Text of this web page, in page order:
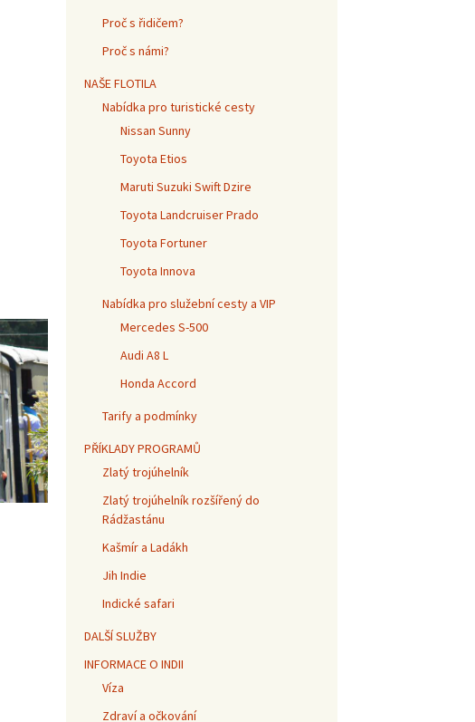
Proč s řidičem?
Proč s námi?
NAŠE FLOTILA
Nabídka pro turistické cesty
Nissan Sunny
Toyota Etios
Maruti Suzuki Swift Dzire
Toyota Landcruiser Prado
Toyota Fortuner
Toyota Innova
Nabídka pro služební cesty a VIP
Mercedes S-500
Audi A8 L
Honda Accord
Tarify a podmínky
PŘÍKLADY PROGRAMŮ
Zlatý trojúhelník
Zlatý trojúhelník rozšířený do
Rádžastánu
Kašmír a Ladákh
Jih Indie
Indické safari
DALŠÍ SLUŽBY
INFORMACE O INDII
Víza
Zdraví a očkování